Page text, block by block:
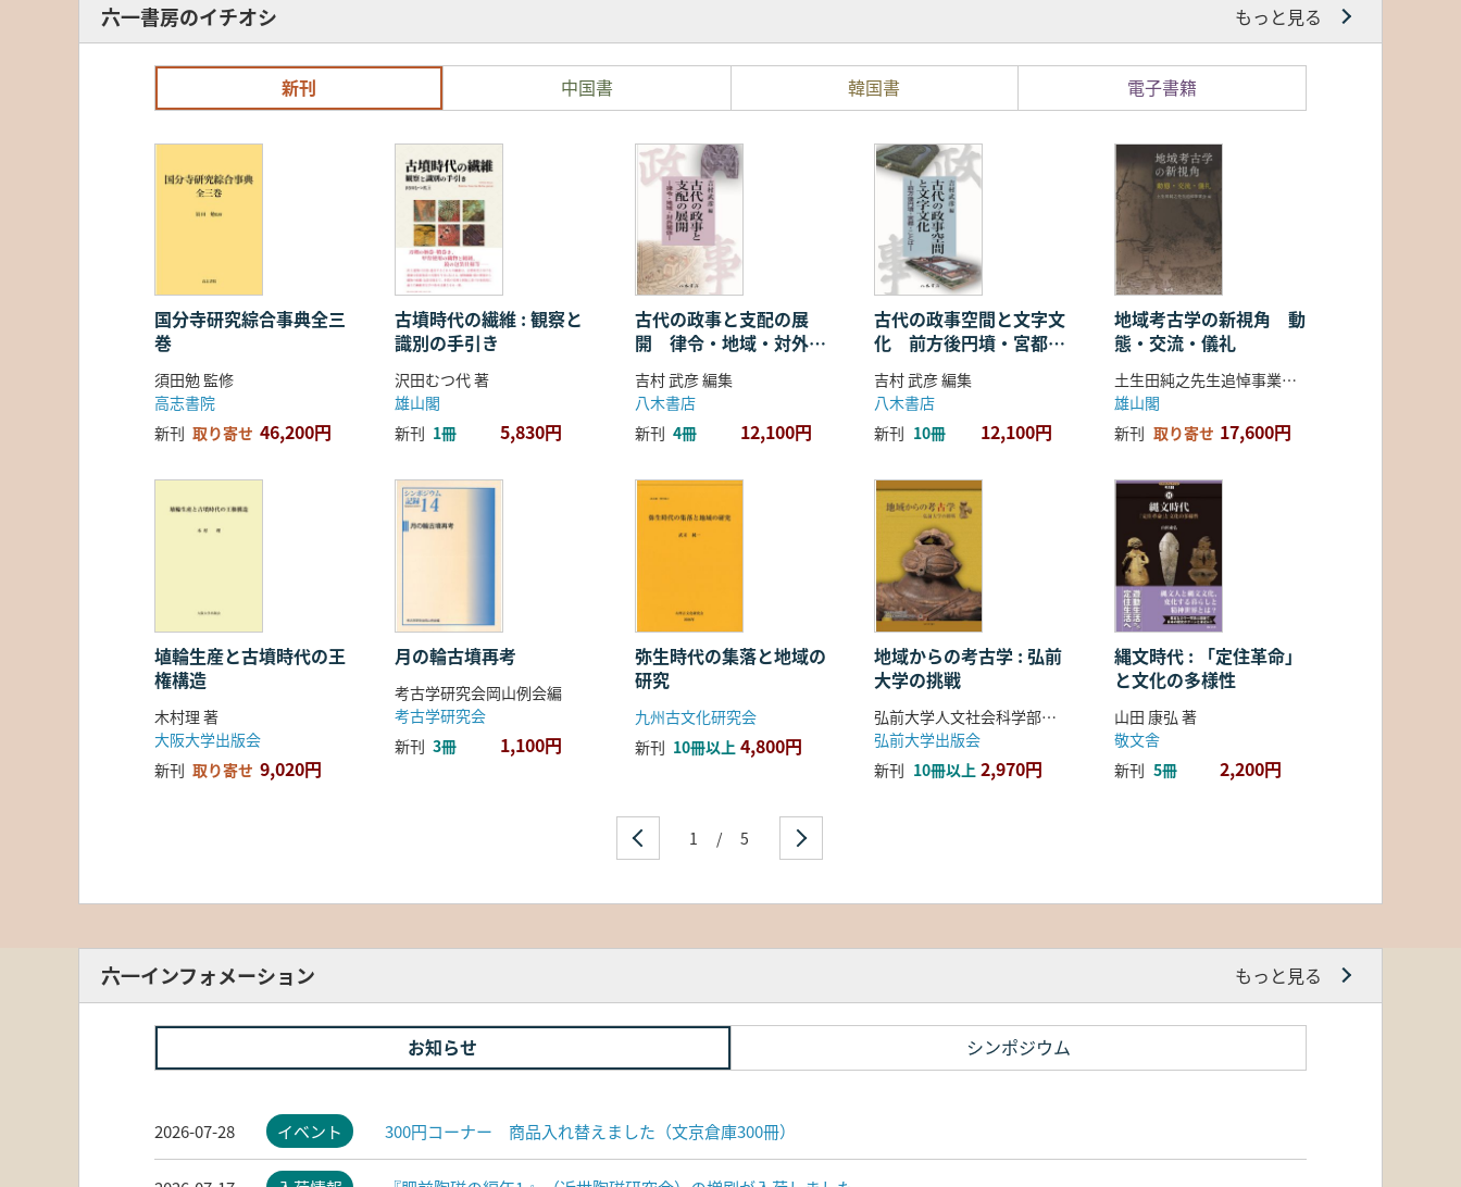
六一書房のイチオシ もっと見る
新刊 中国書 韓国書 電子書籍
国分寺研究綜合事典全三
巻
須田勉 監修
高志書院
新刊 取り寄せ 46,200円
古墳時代の繊維 : 観察と
識別の手引き
沢田むつ代 著
雄山閣
新刊 1冊 5,830円
古代の政事と支配の展
開 律令・地域・対外関
係
吉村 武彦 編集
八木書店
新刊 4冊 12,100円
古代の政事空間と文字文
化 前方後円墳・宮都・
ことば
吉村 武彦 編集
八木書店
新刊 10冊 12,100円
地域考古学の新視角 動
態・交流・儀礼
土生田純之先生追悼事業会 編
雄山閣
新刊 取り寄せ 17,600円
埴輪生産と古墳時代の王
権構造
木村理 著
大阪大学出版会
新刊 取り寄せ 9,020円
月の輪古墳再考
考古学研究会岡山例会編
考古学研究会
新刊 3冊 1,100円
弥生時代の集落と地域の
研究
九州古文化研究会
新刊 10冊以上 4,800円
地域からの考古学 : 弘前
大学の挑戦
弘前大学人文社会科学部北日本考古学研究センター 編
弘前大学出版会
新刊 10冊以上 2,970円
縄文時代 : 「定住革命」
と文化の多様性
山田 康弘 著
敬文舎
新刊 5冊 2,200円
1 / 5
六一インフォメーション もっと見る
お知らせ シンポジウム
2026-07-28 イベント 300円コーナー 商品入れ替えました（文京倉庫300冊）